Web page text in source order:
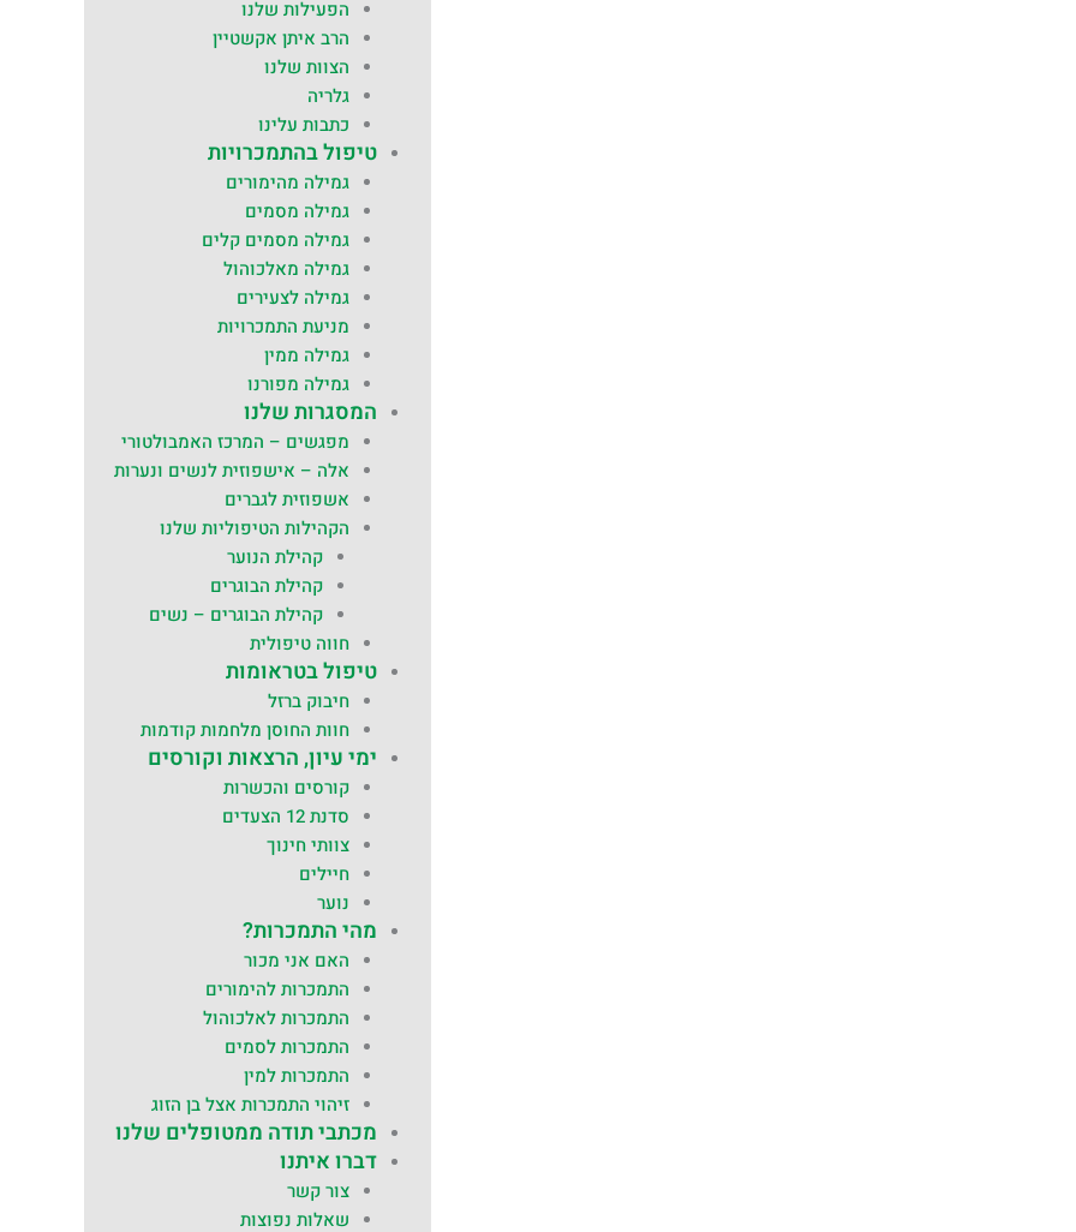
הפעילות שלנו
הרב איתן אקשטיין
הצוות שלנו
גלריה
כתבות עלינו
טיפול בהתמכרויות
גמילה מהימורים
גמילה מסמים
גמילה מסמים קלים
גמילה מאלכוהול
גמילה לצעירים
מניעת התמכרויות
גמילה ממין
גמילה מפורנו
המסגרות שלנו
מפגשים – המרכז האמבולטורי
אלה – אישפוזית לנשים ונערות
אשפוזית לגברים
הקהילות הטיפוליות שלנו
קהילת הנוער
קהילת הבוגרים
קהילת הבוגרים – נשים
חווה טיפולית
טיפול בטראומות
חיבוק ברזל
חוות החוסן מלחמות קודמות
ימי עיון, הרצאות וקורסים
קורסים והכשרות
סדנת 12 הצעדים
צוותי חינוך
חיילים
נוער
מהי התמכרות?
האם אני מכור
התמכרות להימורים
התמכרות לאלכוהול
התמכרות לסמים
התמכרות למין
זיהוי התמכרות אצל בן הזוג
מכתבי תודה ממטופלים שלנו
דברו איתנו
צור קשר
שאלות נפוצות